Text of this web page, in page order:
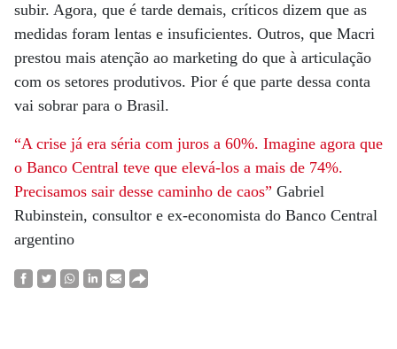
subir. Agora, que é tarde demais, críticos dizem que as
medidas foram lentas e insuficientes. Outros, que Macri
prestou mais atenção ao marketing do que à articulação
com os setores produtivos. Pior é que parte dessa conta
vai sobrar para o Brasil.
“A crise já era séria com juros a 60%. Imagine agora que
o Banco Central teve que elevá-los a mais de 74%.
Precisamos sair desse caminho de caos” Gabriel
Rubinstein, consultor e ex-economista do Banco Central
argentino